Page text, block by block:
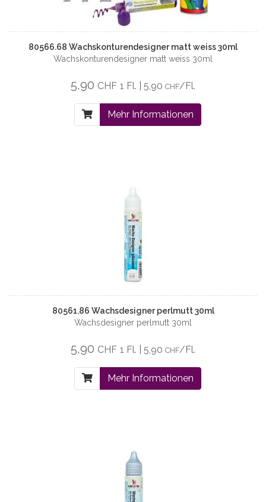
80566.68 Wachskonturendesigner matt weiss 30ml
Wachskonturendesigner matt weiss 30ml
5,90 CHF 1 Fl. | 5,90 CHF/Fl.
Mehr Informationen
80561.86 Wachsdesigner perlmutt 30ml
Wachsdesigner perlmutt 30ml
5,90 CHF 1 Fl. | 5,90 CHF/Fl.
Mehr Informationen